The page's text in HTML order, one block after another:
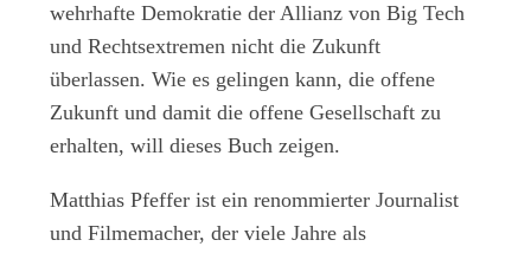
wehrhafte Demokratie der Allianz von Big Tech
und Rechtsextremen nicht die Zukunft
überlassen. Wie es gelingen kann, die offene
Zukunft und damit die offene Gesellschaft zu
erhalten, will dieses Buch zeigen.
Matthias Pfeffer ist ein renommierter Journalist
und Filmemacher, der viele Jahre als